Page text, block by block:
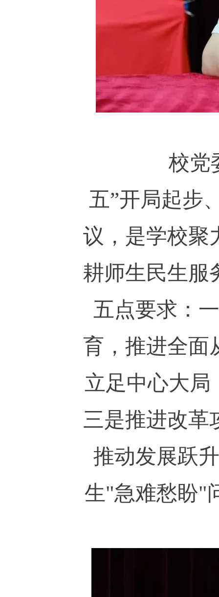
校党
五”开局起步
议，是学校聚
耕师生民生服
五点要求：
育，推进全面
立足中心大局
三是推进改革
推动发展跃
生"急难愁盼"